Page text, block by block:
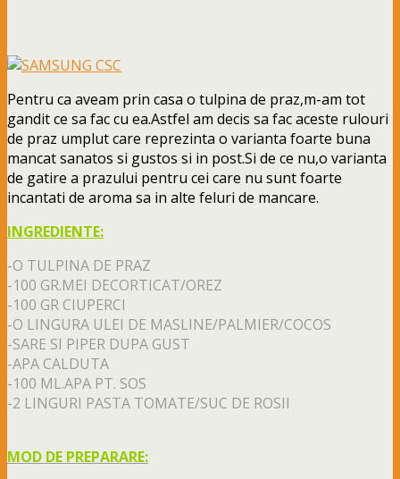
Pentru ca aveam prin casa o tulpina de praz,m-am tot
gandit ce sa fac cu ea.Astfel am decis sa fac aceste rulouri
de praz umplut care reprezinta o varianta foarte buna
mancat sanatos si gustos si in post.Si de ce nu,o varianta
de gatire a prazului pentru cei care nu sunt foarte
incantati de aroma sa in alte feluri de mancare.
INGREDIENTE:
-O TULPINA DE PRAZ
-100 GR.MEI DECORTICAT/OREZ
-100 GR CIUPERCI
-O LINGURA ULEI DE MASLINE/PALMIER/COCOS
-SARE SI PIPER DUPA GUST
-APA CALDUTA
-100 ML.APA PT. SOS
-2 LINGURI PASTA TOMATE/SUC DE ROSII
MOD DE PREPARARE: